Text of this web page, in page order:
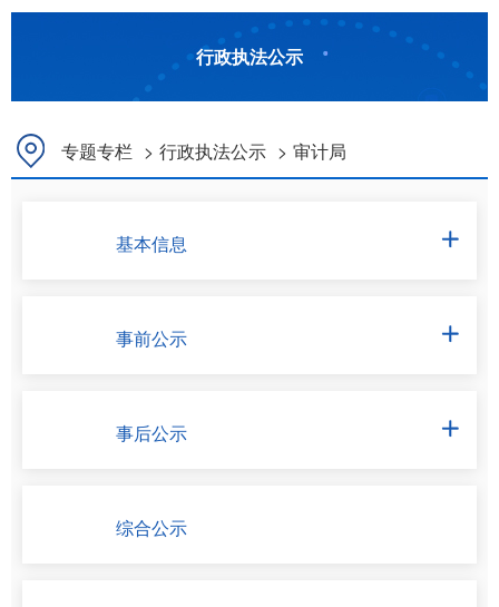
行政执法公示
专题专栏 > 行政执法公示 > 审计局
基本信息 
事前公示 
事后公示 
综合公示